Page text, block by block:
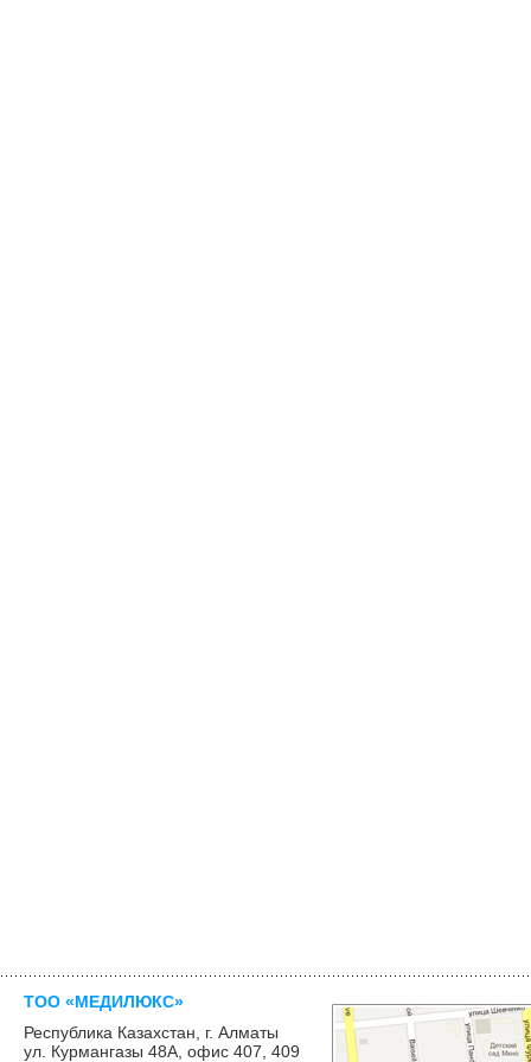
ТОО «МЕДИЛЮКС»
Рес­публи­ка Ка­захс­тан, г. Ал­ма­ты
ул. Кур­манга­зы 48А, офис 407, 409